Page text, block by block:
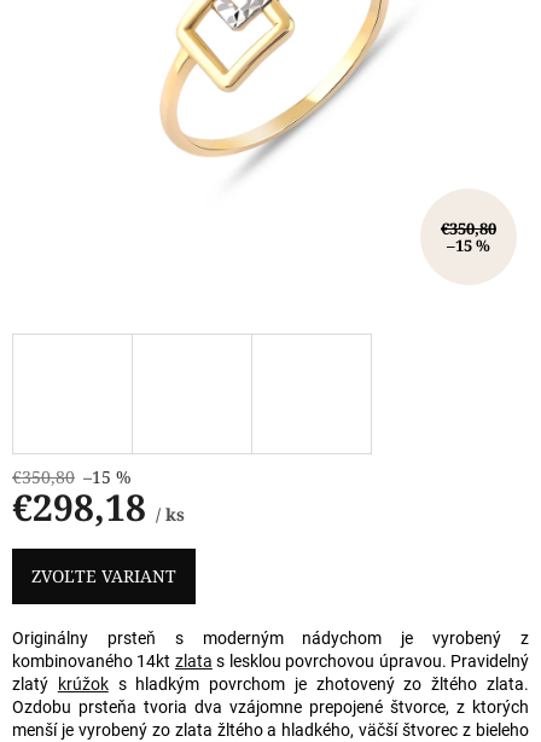
€350,80
–15 %
€350,80 –15 %
€298,18 / ks
Jednotková
cena:
ZVOĽTE VARIANT
Originálny prsteň s moderným nádychom je vyrobený z
kombinovaného 14kt zlata s lesklou povrchovou úpravou. Pravidelný
zlatý
krúžoks hladkým povrchom je zhotovený zo žltého zlata.
Ozdobu prsteňa tvoria dva vzájomne prepojené štvorce, z ktorých
menší je vyrobený zo zlata žltého a hladkého, väčší štvorec z bieleho